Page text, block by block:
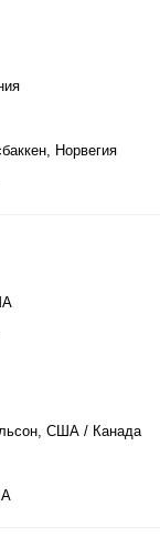
Норвегия
США / Канада